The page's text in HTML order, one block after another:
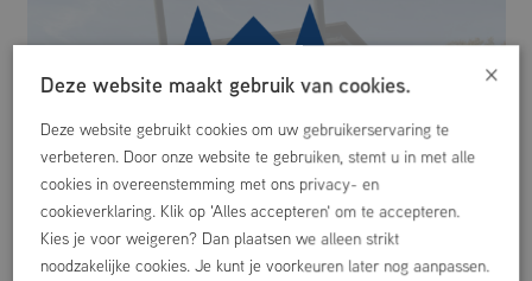
×
Deze website maakt gebruik van cookies.
Deze website gebruikt cookies om uw gebruikerservaring te
verbeteren. Door onze website te gebruiken, stemt u in met alle
cookies in overeenstemming met ons privacy- en
cookieverklaring. Klik op 'Alles accepteren' om te accepteren.
Kies je voor weigeren? Dan plaatsen we alleen strikt
noodzakelijke cookies. Je kunt je voorkeuren later nog aanpassen.